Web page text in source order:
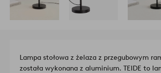
Lampa stołowa z żelaza z przegubowym
została wykonana z aluminium. TEIDE to